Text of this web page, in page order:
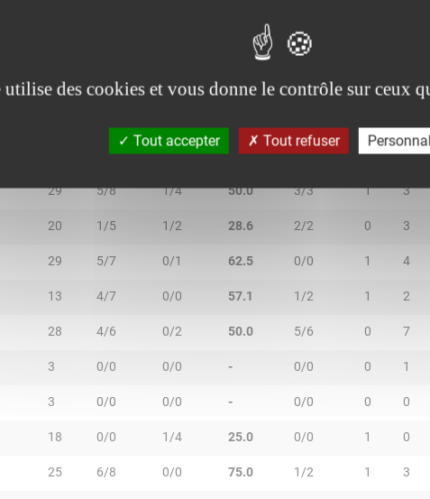
AVIV
2R/2T 3R/3T TR/TT 1R/1T RO RD
29 5/8 1/4 50.0 3/3 1 3
20 1/5 1/2 28.6 2/2 0 3
29 5/7 0/1 62.5 0/0 1 4
13 4/7 0/0 57.1 1/2 1 2
28 4/6 0/2 50.0 5/6 0 7
3 0/0 0/0 - 0/0 0 1
3 0/0 0/0 - 0/0 0 0
18 0/0 1/4 25.0 0/0 1 0
25 6/8 0/0 75.0 1/2 1 3
utilise des cookies et vous donne le contrôle sur ceux
Tout accepter Tout refuser